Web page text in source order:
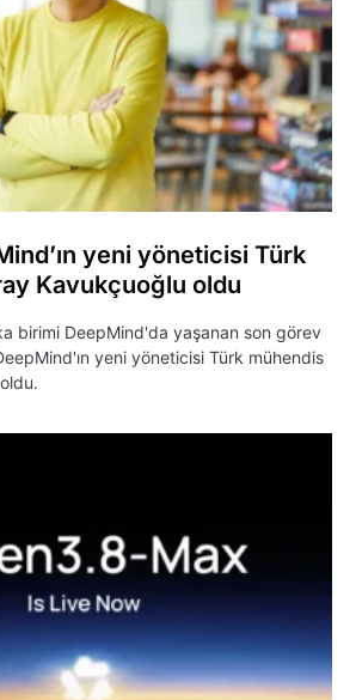
yeni yöneticisi Türk
Kavukçuoğlu oldu
birimi DeepMind'da yaşanan son görev
yeni yöneticisi Türk mühendis